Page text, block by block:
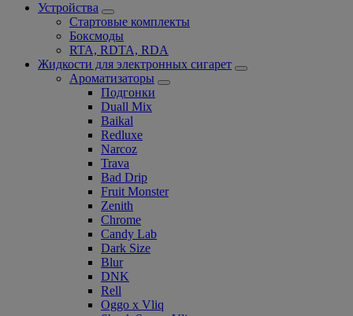
Устройства
Стартовые комплекты
Боксмоды
RTA, RDTA, RDA
Жидкости для электронных сигарет
Ароматизаторы
Подгонки
Duall Mix
Baikal
Redluxe
Narcoz
Trava
Bad Drip
Fruit Monster
Zenith
Chrome
Candy Lab
Dark Size
Blur
DNK
Rell
Oggo x Vliq